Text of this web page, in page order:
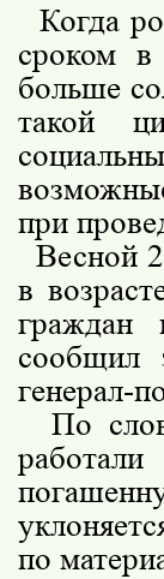
Когда
сроком
больше
такой
при
Весной
в
граждан
сообщил
генерал-
По
по